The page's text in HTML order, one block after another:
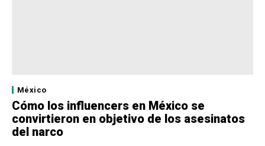
México
Cómo los influencers en México se
convirtieron en objetivo de los asesinatos
del narco